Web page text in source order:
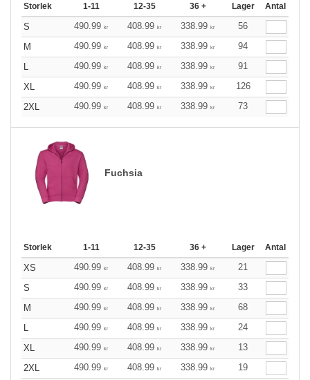
Storlek 1-11 12-35 36 + Lager Antal
S 490.99 kr 408.99 kr 338.99 kr
56
M
490.99 kr 408.99 kr 338.99 kr
94
L
490.99 kr 408.99 kr 338.99 kr
91
XL
490.99 kr 408.99 kr 338.99 kr
126
2XL
490.99 kr 408.99 kr 338.99 kr 73
Fuchsia
Storlek 1-11 12-35 36 + Lager Antal
XS 490.99 kr 408.99 kr 338.99 kr
21
S
490.99 kr 408.99 kr 338.99 kr
33
M
490.99 kr 408.99 kr 338.99 kr
68
L
490.99 kr 408.99 kr 338.99 kr
24
XL
490.99 kr 408.99 kr 338.99 kr
13
2XL
490.99 kr 408.99 kr 338.99 kr
19